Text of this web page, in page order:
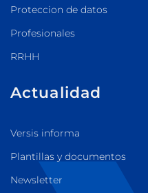
Proteccion de datos
Profesionales
RRHH
Actualidad
Versis informa
Plantillas y documentos
Newsletter